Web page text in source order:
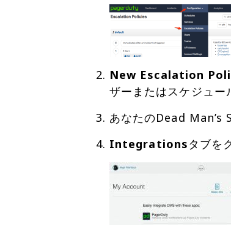
New Escalation
ザーまたはスケジュー
あなたのDead Man’s
Integrationsタブを